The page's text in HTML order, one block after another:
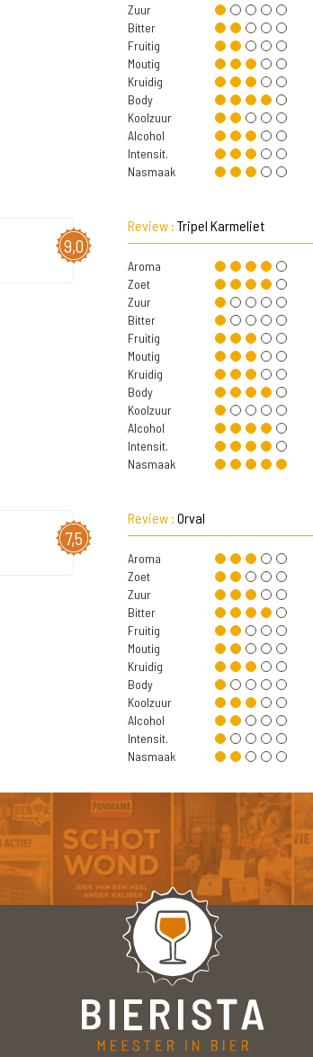
Zuur
Bitter
Fruitig
Moutig
Kruidig
Body
Koolzuur
Alcohol
Intensit.
Nasmaak
9,0
Review : Tripel Karmeliet
Aroma
Zoet
Zuur
Bitter
Fruitig
Moutig
Kruidig
Body
Koolzuur
Alcohol
Intensit.
Nasmaak
7,5
Review : Orval
Aroma
Zoet
Zuur
Bitter
Fruitig
Moutig
Kruidig
Body
Koolzuur
Alcohol
Intensit.
Nasmaak